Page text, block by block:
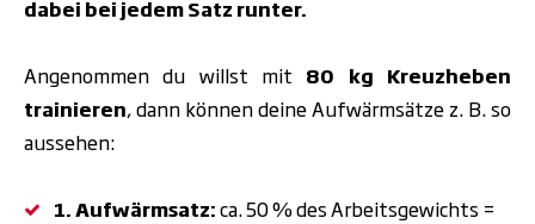
dabei bei jedem Satz runter.
Angenommen du willst mit 80 kg Kreuzheben
trainieren, dann können deine Aufwärmsätze z. B. so
aussehen:
1. Aufwärmsatz:ca. 50 % des Arbeitsgewichts =